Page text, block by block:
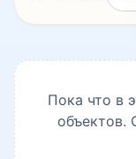
Пока что в
объектов.